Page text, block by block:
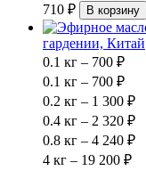
710 ₽
В корзину
гардении, Китай
0.1 кг – 700 ₽
0.1 кг – 700 ₽
0.2 кг – 1 300 ₽
0.4 кг – 2 320 ₽
0.8 кг – 4 240 ₽
4 кг – 19 200 ₽